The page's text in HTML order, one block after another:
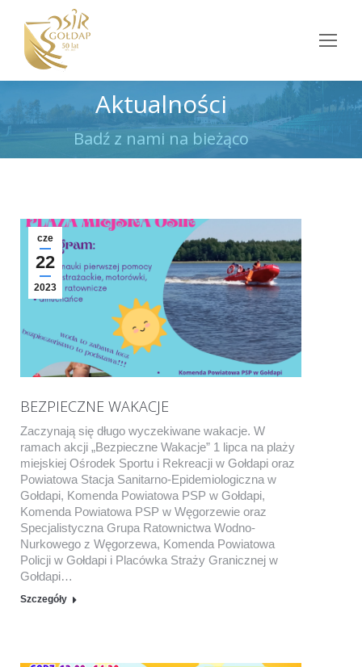
Aktualności
Badź z nami na bieżąco
Jesteś tutaj:
cze
22
2023
BEZPIECZNE WAKACJE
Zaczynają się długo wyczekiwane wakacje. W
ramach akcji „Bezpieczne Wakacje” 1 lipca na plaży
miejskiej Ośrodek Sportu i Rekreacji w Gołdapi oraz
Powiatowa Stacja Sanitarno-Epidemiologiczna w
Gołdapi, Komenda Powiatowa PSP w Gołdapi,
Komenda Powiatowa PSP w Węgorzewie oraz
Specjalistyczna Grupa Ratownictwa Wodno-
Nurkowego z Węgorzewa, Komenda Powiatowa
Policji w Gołdapi i Placówka Straży Granicznej w
Gołdapi…
Szczegóły